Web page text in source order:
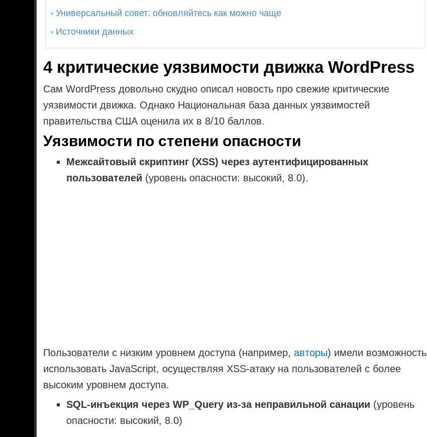
Универсальный совет: обновляйтесь как можно чаще
Источники данных
4 критические уязвимости движка WordPress
Сам WordPress довольно скудно описал новость про свежие критические
уязвимости движка. Однако Национальная база данных уязвимостей
правительства США оценила их в 8/10 баллов.
Уязвимости по степени опасности
Межсайтовый скриптинг (XSS) через аутентифицированных
пользователей (уровень опасности: высокий, 8.0).
Пользователи с низким уровнем доступа (например,авторы) имели возможность
использовать JavaScript, осуществляя XSS-атаку на пользователей с более
высоким уровнем доступа.
SQL-инъекция через WP_Query из-за неправильной санации (уровень
опасности: высокий, 8.0)